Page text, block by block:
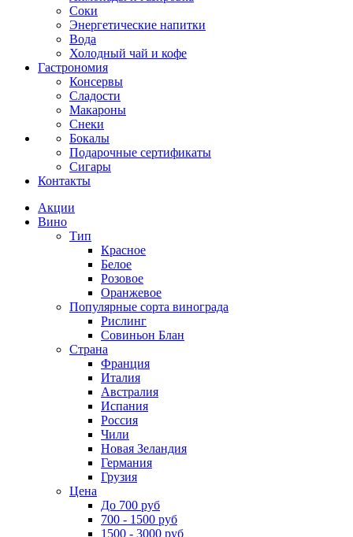
Соки
Энергетические напитки
Вода
Холодный чай и кофе
Гастрономия
Консервы
Сладости
Макароны
Снеки
Бокалы
Подарочные сертификаты
Сигары
Контакты
Акции
Вино
Тип
Красное
Белое
Розовое
Оранжевое
Популярные сорта винограда
Рислинг
Совиньон Блан
Страна
Франция
Италия
Австралия
Испания
Россия
Чили
Новая Зеландия
Германия
Грузия
Цена
До 700 руб
700 - 1500 руб
1500 - 3000 руб